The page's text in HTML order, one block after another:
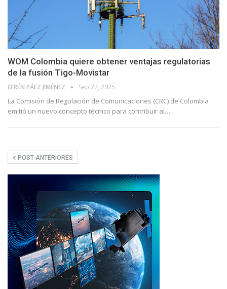
WOM Colombia quiere obtener ventajas regulatorias
de la fusión Tigo-Movistar
EFRÉN PÁEZ JIMÉNEZ Sep 22, 2025
La Comisión de Regulación de Comunicaciones (CRC) de Colombia
emitió un nuevo concepto técnico para contribuir al…
POST ANTERIORES